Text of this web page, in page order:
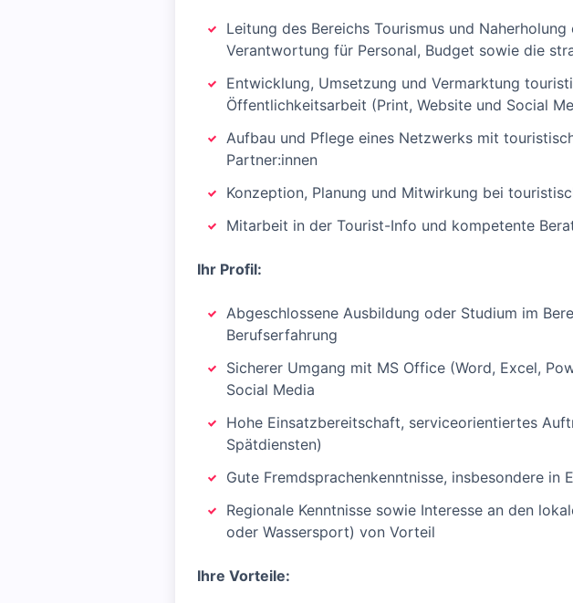
Leitung des Bereichs Tourismus und
Verantwortung für Personal, Budget sowie die
Entwicklung, Umsetzung und Vermarktung
Öffentlichkeitsarbeit (Print, Website und Social
Aufbau und Pflege eines Netzwerks mit
Partner:innen
Konzeption, Planung und Mitwirkung bei
Mitarbeit in der Tourist-Info und kompetente
Ihr Profil:
Abgeschlossene Ausbildung oder Studium im
Berufserfahrung
Sicherer Umgang mit MS Office (Word, Excel,
Social Media
Hohe Einsatzbereitschaft, serviceorientiertes
Spätdiensten)
Gute Fremdsprachenkenntnisse, insbesondere in
Regionale Kenntnisse sowie Interesse an den
oder Wassersport) von Vorteil
Ihre Vorteile: